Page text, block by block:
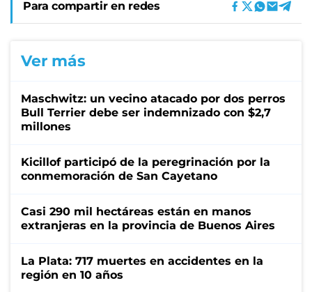
Para compartir en redes
Ver más
Maschwitz: un vecino atacado por dos perros
Bull Terrier debe ser indemnizado con $2,7
millones
Kicillof participó de la peregrinación por la
conmemoración de San Cayetano
Casi 290 mil hectáreas están en manos
extranjeras en la provincia de Buenos Aires
La Plata: 717 muertes en accidentes en la
región en 10 años